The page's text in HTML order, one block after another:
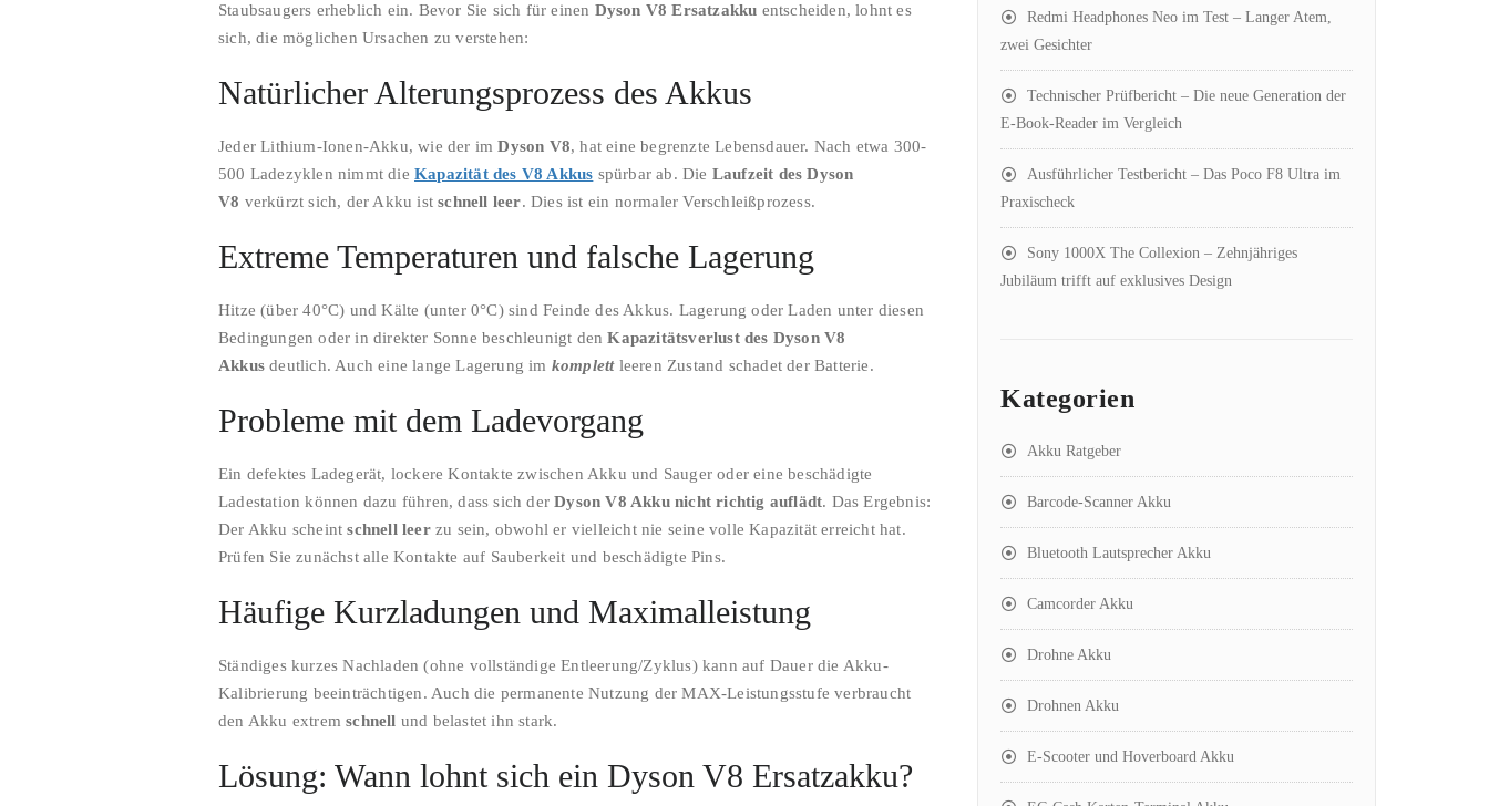
Staubsaugers erheblich ein. Bevor Sie sich für einen Dyson V8 Ersatzakku entscheiden, lohnt es
sich, die möglichen Ursachen zu verstehen:
Natürlicher Alterungsprozess des Akkus
Jeder Lithium-Ionen-Akku, wie der imDyson V8, hat eine begrenzte Lebensdauer. Nach etwa 300-
500 Ladezyklen nimmt die Kapazität des V8 Akkus spürbar ab. Die Laufzeit des Dyson
V8 verkürzt sich, der Akku istschnell leer. Dies ist ein normaler Verschleißprozess.
Extreme Temperaturen und falsche Lagerung
Hitze (über 40°C) und Kälte (unter 0°C) sind Feinde des Akkus. Lagerung oder Laden unter diesen
Bedingungen oder in direkter Sonne beschleunigt denKapazitätsverlust des Dyson V8
Akkus deutlich. Auch eine lange Lagerung im komplettleeren Zustand schadet der Batterie.
Probleme mit dem Ladevorgang
Ein defektes Ladegerät, lockere Kontakte zwischen Akku und Sauger oder eine beschädigte
Ladestation können dazu führen, dass sich derDyson V8 Akku nicht richtig auflädt. Das Ergebnis:
Der Akku scheintschnell leerzu sein, obwohl er vielleicht nie seine volle Kapazität erreicht hat.
Prüfen Sie zunächst alle Kontakte auf Sauberkeit und beschädigte Pins.
Häufige Kurzladungen und Maximalleistung
Ständiges kurzes Nachladen (ohne vollständige Entleerung/Zyklus) kann auf Dauer die Akku-
Kalibrierung beeinträchtigen. Auch die permanente Nutzung der MAX-Leistungsstufe verbraucht
den Akku extremschnell und belastet ihn stark.
Lösung: Wann lohnt sich ein Dyson V8 Ersatzakku?
Redmi Headphones Neo im Test – Langer Atem,
zwei Gesichter
Technischer Prüfbericht – Die neue Generation der
E-Book-Reader im Vergleich
Ausführlicher Testbericht – Das Poco F8 Ultra im
Praxischeck
Sony 1000X The Collexion – Zehnjähriges
Jubiläum trifft auf exklusives Design
Kategorien
Akku Ratgeber
Barcode-Scanner Akku
Bluetooth Lautsprecher Akku
Camcorder Akku
Drohne Akku
Drohnen Akku
E-Scooter und Hoverboard Akku